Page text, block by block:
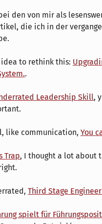
den von mir als
die ich in der
to rethink this:
.
Leadership Skill,
like communication, You
Trap, I thought a lot about
Third Stage
spielt für